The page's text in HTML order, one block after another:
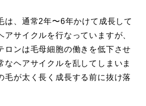
は、通常2年〜6年かけて成長して
アサイクルを行なっていますが、
ロンは毛母細胞の働きを低下させ
なヘアサイクルを乱してしまいま
毛が太く長く成長する前に抜け落